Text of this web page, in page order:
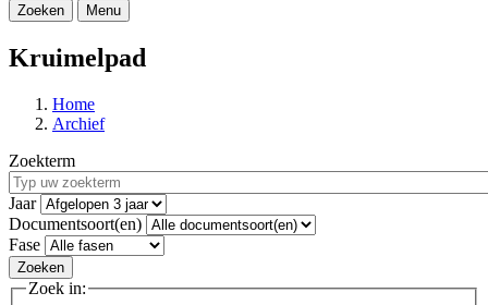
Zoeken Menu
Kruimelpad
Home
Archief
Zoekterm
Jaar
Documentsoort(en)
Fase
Zoek in: